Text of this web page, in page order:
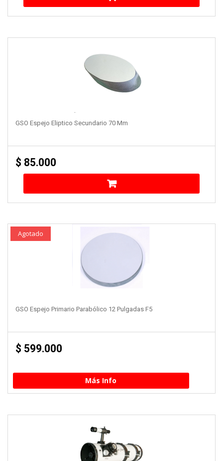
GSO Espejo Eliptico Secundario 70 Mm
$ 85.000
Agotado
GSO Espejo Primario Parabólico 12 Pulgadas F5
$ 599.000
Más Info